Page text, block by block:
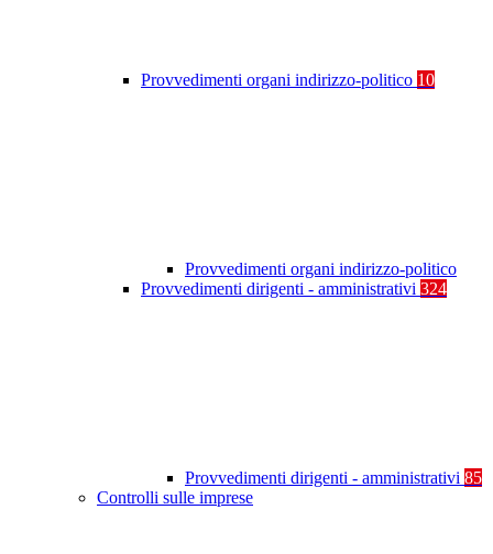
Provvedimenti organi indirizzo-politico 10
Provvedimenti organi indirizzo-politico
Provvedimenti dirigenti - amministrativi 324
Provvedimenti dirigenti - amministrativi 85
Controlli sulle imprese